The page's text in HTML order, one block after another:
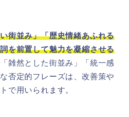
街並み」「歴史情緒あふれる
を前置して魅力を凝縮させる
雑然とした街並み」「統一感
否定的フレーズは、改善策や
で用いられます。